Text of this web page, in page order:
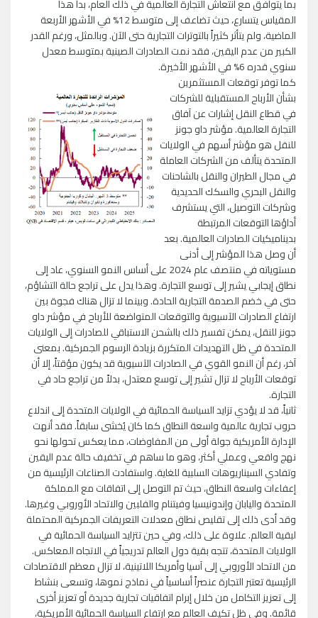
بما يتوافق مع انتعاش التجارة العالمية في ذلك العام، بدأ هذا
المقياس يتسارع، حيث تضاعف إلى متوسط 12% في الأشهر الأربعة
الماضية، ولم يتأثر كثيراً بالتوترات التجارية حتى الآن. وبالمثل، ورغم القدر
الكبير من عدم اليقين، فقد نمت الصادرات الصينية بمتوسط معدل
سنوي قدره 6% في الأشهر الأخيرة.
كما توفر توقعات المستثمرين
بشأن الأرباح المستقبلية للشركات
في قطاع النقل إشارات عن آفاق
التجارة العالمية. مؤشر داو جونز
للنقل هو مؤشر أسهم في الولايات
المتحدة يتألف من الشركات العاملة
في مجال الطيران والنقل بالشاحنات
والنقل البحري والسكك الحديدية
وشركات التوصيل، التي يستشرف
أداؤها التوقعات المرتبطة
بديناميكيات الصادرات العالمية. بعد
أن وصل هذا المؤشر إلى أدنى
مستوياته في منتصف عام 2024 على أساس النمو السنوي، عاد إلى
نطاق إيجابي يشير إلى توسع التجارة. وهذا يدل على تراجع حالة التشاؤم،
حتى في خضم الصدمة التجارية الحادة. وبينما لا تزال هناك فجوة بين
ارتفاع الصادرات الآسيوية والتوقعات المتواضعة للأرباح في مؤشر داو
جونز للنقل، يمكن تفسير ذلك بالشحن الاستباقي للصادرات إلى الولايات
المتحدة في ظل التهديدات المتكررة بزيادة الرسوم الجمركية. بمعنى
آخر، رغم أن النمو القوي في الصادرات الآسيوية قد يكون مؤقتاً، إلا أن
توقعات الأرباح لا تزال تشير إلى توسع معتدل، بدلاً من تراجع حاد في
التجارة.
ثانياً، قد لا يؤدي تزايد السياسة الحمائية في الولايات المتحدة إلى اندلاع
حروب تجارية عالمية واسعة النطاق كما كان يُخشى سابقاً. فقد أنهت
الإدارة الأمريكية جولة أولى من المفاوضات، مما يعكس تحولها نحو
نهج واقعي وعملي أكثر، وهو ما ساهم في تخفيف حالة عدم اليقين
وتفادي السيناريوهات السلبية للغاية. واستفادت الصناعات الرئيسية من
إعفاءات واسعة النطاق، حيث تم التوصل إلى اتفاقات مع المملكة
المتحدة واليابان وإندونيسيا وفيتنام والفلبين والاتحاد الأوروبي وغيرها.
وقد أدى ذلك إلى تقليص نطاق معدلات التعريفات الجمركية المحتملة
لبقية العالم. علاوة على ذلك، وفي حين تتزايد السياسة الحمائية في
الولايات المتحدة، تتجه بقية دول العالم تدريجياً في الاتجاه المعاكس.
من الاتحاد الأوروبي إلى آسيا وأمريكا اللاتينية، لا تزال معظم الاقتصادات
الرئيسية تعتبر التجارة عنصراً أساسياً في نماذج نموها، وتسعى بنشاط
إلى تعزيز التكامل من خلال إبرام اتفاقيات تجارية جديدة أو تعزيز أخرى
قائمة. وفي ظل تكيف العالم مع ارتفاع السياسة الحمائية الأمريكية،